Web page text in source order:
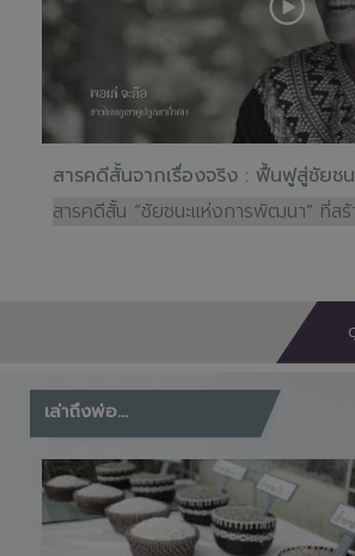
สารคดีสั้นจากเรื่องจริง : ฟื้นฟูสู่ชัยชน
สารคดีสั้น “ชัยชนะแห่งการพัฒนา” ที่สร้
เล่าถึงพ่อ...